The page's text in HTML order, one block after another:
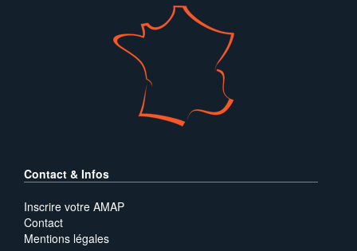
Contact & Infos
Inscrire votre AMAP
Contact
Mentions légales